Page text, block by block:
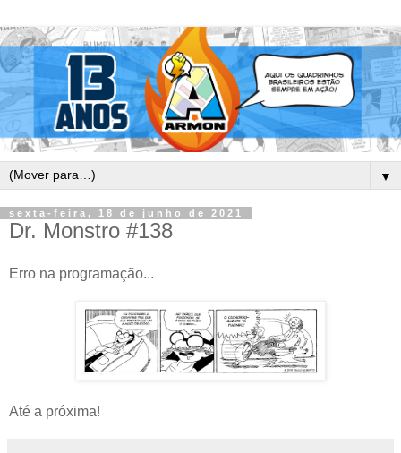
▼
sexta-feira, 18 de junho de 2021
Dr. Monstro #138
Erro na programação...
Até a próxima!